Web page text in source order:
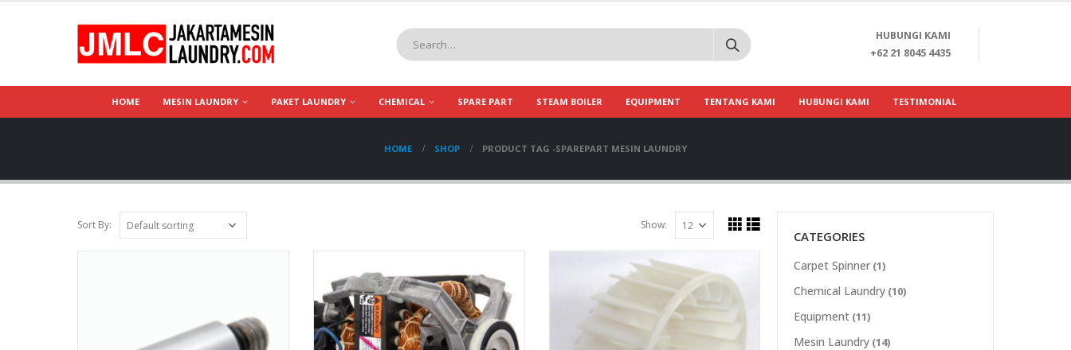
HUBUNGI KAMI
+62 21 8045 4435
HOME MESIN LAUNDRY PAKET LAUNDRY CHEMICAL SPARE PART STEAM BOILER EQUIPMENT TENTANG KAMI HUBUNGI KAMI TESTIMONIAL
HOME SHOP PRODUCT TAG -SPAREPART MESIN LAUNDRY
Sort By: Show:
CATEGORIES
Carpet Spinner (1)
Chemical Laundry (10)
Equipment (11)
Mesin Laundry (14)